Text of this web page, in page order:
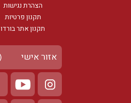
הצהרת נגישות
תקנון פרטיות
תקנון אתר בורדו
אזור אישי